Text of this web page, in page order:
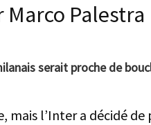
Palestra
serait proche de
l’Inter a décidé de